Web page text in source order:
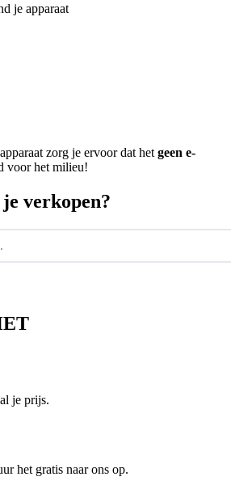
je apparaat
zorg je ervoor dat het geen e-
voor het milieu!
verkopen?
je prijs.
het gratis naar ons op.